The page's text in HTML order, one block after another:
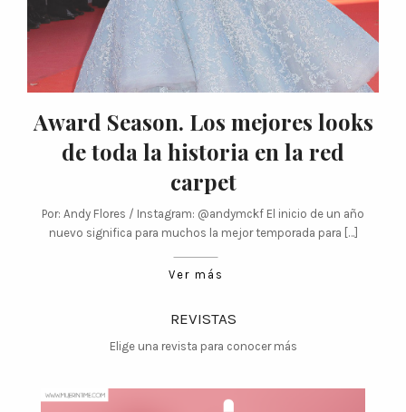
Award Season. Los mejores looks
de toda la historia en la red
carpet
Por: Andy Flores / Instagram: @andymckf El inicio de un año
nuevo significa para muchos la mejor temporada para […]
Ver más
REVISTAS
Elige una revista para conocer más